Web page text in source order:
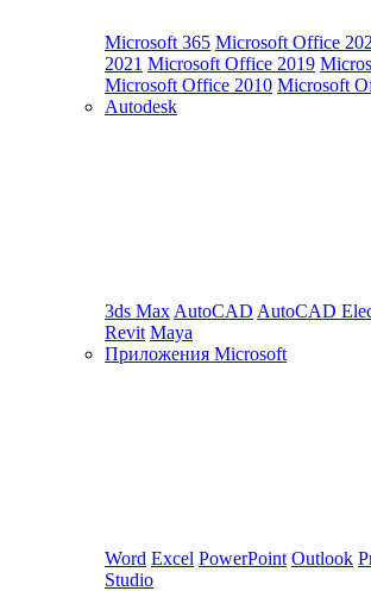
Microsoft 365 Microsoft Office
2021 Microsoft Office 2019
Microsoft Office 2010 Microsoft
Autodesk
3ds Max AutoCAD AutoCAD
Revit Maya
Приложения Microsoft
Word Excel PowerPoint Outlook
Studio